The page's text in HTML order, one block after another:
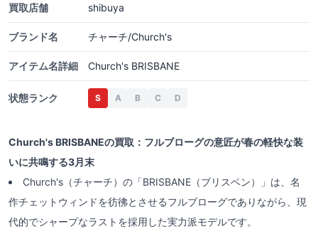
買取店舗 shibuya
ブランド名 チャーチ/Church's
アイテム名詳細 Church's BRISBANE
状態ランク S A B C D
Church's BRISBANEの買取：フルブローグの意匠が春の軽快な装
いに共鳴する3月末
Church's（チャーチ）の「BRISBANE（ブリスベン）」は、名
作チェットウィンドを彷彿とさせるフルブローグでありながら、現
代的でシャープなラストを採用した実力派モデルです。